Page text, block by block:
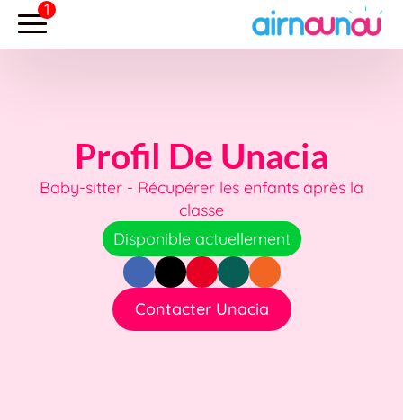
Profil De Unacia
Baby-sitter - Récupérer les enfants après la
classe
Disponible actuellement
Contacter Unacia